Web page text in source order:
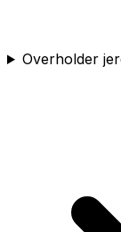
Overholder